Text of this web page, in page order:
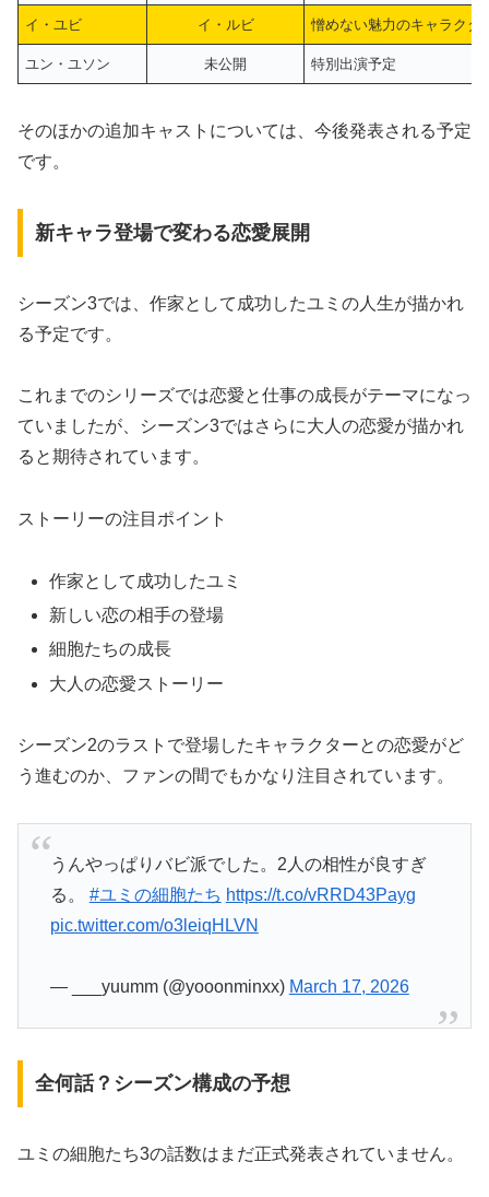
イ・ユビ イ・ルビ 憎めない魅力のキャラクタ
ユン・ユソン 未公開 特別出演予定
そのほかの追加キャストについては、今後発表される予定
です。
新キャラ登場で変わる恋愛展開
シーズン3では、 作家として成功したユミの人生が描かれ
る予定です。
これまでのシリーズでは恋愛と仕事の成長がテーマになっ
ていましたが、シーズン3ではさらに大人の恋愛が描かれ
ると期待されています。
ストーリーの注目ポイント
作家として成功したユミ
新しい恋の相手の登場
細胞たちの成長
大人の恋愛ストーリー
シーズン2のラストで登場したキャラクターとの恋愛がど
う進むのか、ファンの間でもかなり注目されています。
うんやっぱりバビ派でした。2人の相性が良すぎ
る。 #ユミの細胞たち https://t.co/vRRD43Payg
pic.twitter.com/o3leiqHLVN
— ___yuumm (@yooonminxx) March 17, 2026
全何話？シーズン構成の予想
ユミの細胞たち3の話数はまだ正式発表されていません。